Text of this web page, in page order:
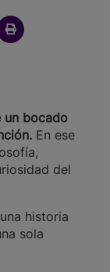
Email Imprimir
un bocado
En ese
del
historia
sola